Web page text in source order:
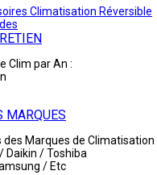
Climatisation Réversible
Clim par An :
MARQUES
des Marques de Climatisation
Daikin / Toshiba
/ Etc